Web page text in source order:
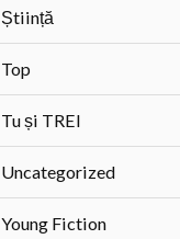
Știință
Top
Tu și TREI
Uncategorized
Young Fiction